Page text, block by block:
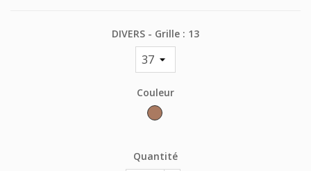
DIVERS - Grille : 13
Couleur
Cognac
Quantité